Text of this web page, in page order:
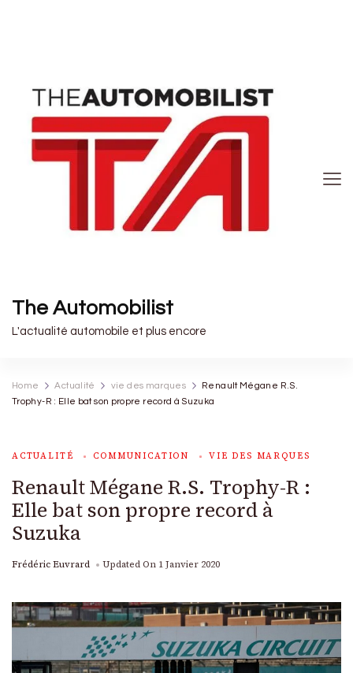
The Automobilist
L'actualité automobile et plus encore
Home Actualité vie des marques
Renault Mégane R.S.
Trophy-R : Elle bat son propre record à Suzuka
ACTUALITÉ COMMUNICATION VIE DES MARQUES
Renault Mégane R.S. Trophy-R :
Elle bat son propre record à
Suzuka
Frédéric Euvrard Updated On 1 Janvier 2020